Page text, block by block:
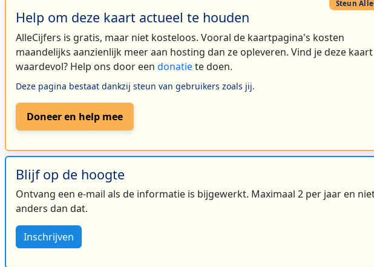
Help om deze kaart actueel te houden
AlleCijfers is gratis, maar niet kosteloos. Vooral de kaartpagina's kosten
maandelijks aanzienlijk meer aan hosting dan ze opleveren. Vind je deze kaart
waardevol? Help ons door een donatiete doen.
Deze pagina bestaat dankzij steun van gebruikers zoals jij.
Doneer en help mee
Blijf op de hoogte
Ontvang een e-mail als de informatie is bijgewerkt. Maximaal 2 per jaar en
anders dan dat.
Inschrijven